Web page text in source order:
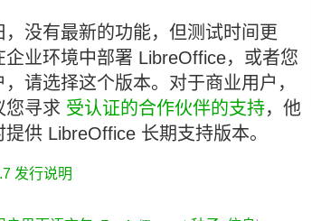
，没有最新的功能，但测试时间更
企业环境中部署 LibreOffice，或者您
请选择这个版本。对于商业用户，
您寻求 受认证的合作伙伴的支持，他
供 LibreOffice 长期支持版本。
发行说明